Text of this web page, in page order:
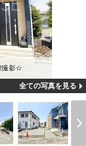
撮影☆
全ての写真を見る